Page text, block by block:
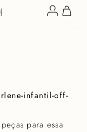
infantil-off-
para essa